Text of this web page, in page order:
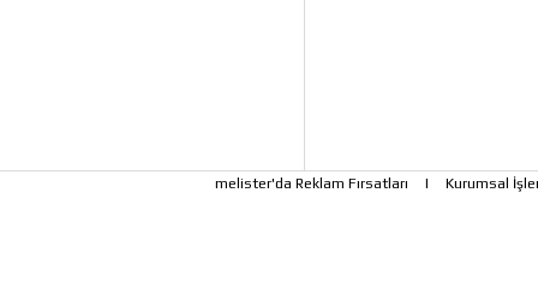
melister'da Reklam Fırsatları | Kurumsal